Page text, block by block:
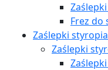
Zaślepki
Frez do
Zaślepki
Zaślepki